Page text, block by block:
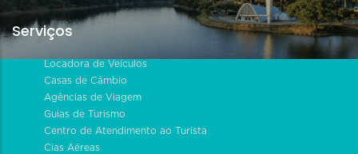
Serviços
Locadora de Veículos
Casas de Câmbio
Agências de Viagem
Guias de Turismo
Centro de Atendimento ao Turista
Cias Aéreas